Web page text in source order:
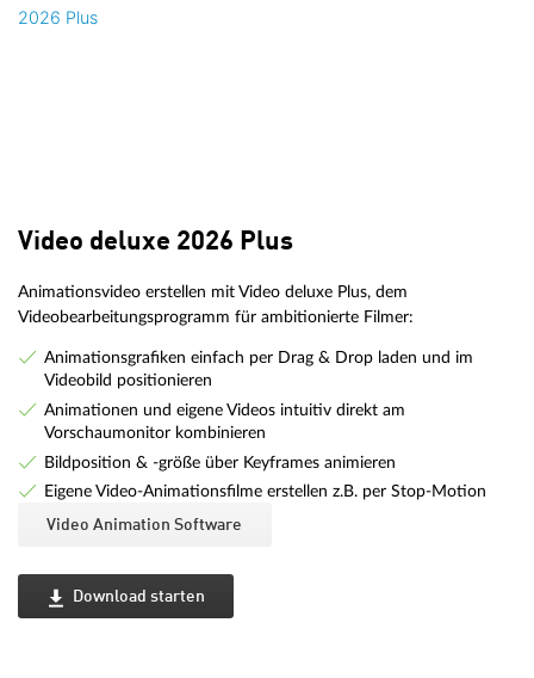
Video deluxe 2026 Plus
Animationsvideo erstellen mit Video deluxe Plus, dem
Videobearbeitungsprogramm für ambitionierte Filmer:
Animationsgrafiken einfach per Drag & Drop laden und im
Videobild positionieren
Animationen und eigene Videos intuitiv direkt am
Vorschaumonitor kombinieren
Bildposition & -größe über Keyframes animieren
Eigene Video-Animationsfilme erstellen z.B. per Stop-Motion
Video Animation Software
Download starten